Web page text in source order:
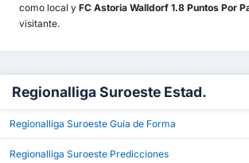
como local y FC Astoria Walldorf 1.8 Puntos Por
visitante.
Regionalliga Suroeste Estad.
Regionalliga Suroeste Guía de Forma
Regionalliga Suroeste Predicciones